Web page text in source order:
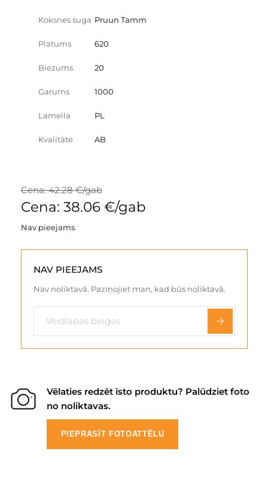
Koksnes suga Pruun Tamm
Platums 620
Biezums 20
Garums 1000
Lamella PL
Kvalitāte AB
Cena: 42.28 €/gab
Cena: 38.06 €/gab
Nav pieejams
NAV PIEEJAMS
Nav noliktavā. Paziņojiet man, kad būs noliktavā.
Vēlaties redzēt īsto produktu? Palūdziet foto
no noliktavas.
PIEPRASĪT FOTOATTĒLU